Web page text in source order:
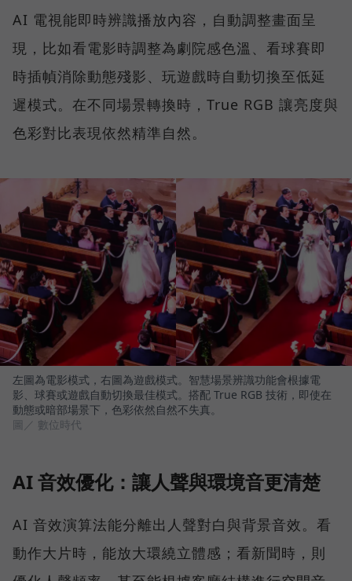
AI 電視能即時辨識播放內容，自動調整畫面呈
現，比如看電影時調整為劇院感色溫、看球賽即
時插幀消除動態殘影、玩遊戲時自動切換至低延
遲模式。在不同場景轉換時，True RGB 讓亮度與
色彩對比表現依然精準自然。
左圖為電影模式，右圖為遊戲模式。智慧場景辨識功能會根據電
影、球賽或遊戲自動切換最佳模式。搭配 True RGB 技術，即使在
動態或暗部場景下，色彩依然自然不失真。
圖／ 數位時代
AI 音效優化：讓人聲與環境音更清楚
AI 音效演算法能分離出人聲對白與背景音效。看
動作大片時，能放大環繞立體感；看新聞時，則